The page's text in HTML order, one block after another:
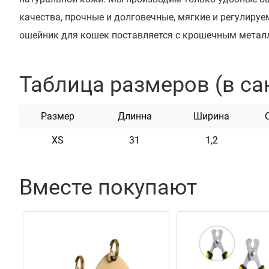
качества, прочные и долговечные, мягкие и
ошейник для кошек поставляется с крошечным
для взрослых кошек, так и для котят. Это идеальное
использования. Каждый ошейник – это изделие
особым вниманием к деталям.
Таблица размеров (в
Размер Длинна Ширина
XS 31 1,2
Вместе покупают